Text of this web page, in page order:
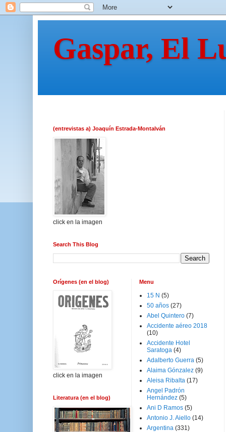
Gaspar, El
(entrevistas a) Joaquín Estrada-Montalván
click en la imagen
Search This Blog
Orígenes (en el blog)
click en la imagen
Literatura (en el blog)
Menu
15 N (5)
50 años (27)
Abel Quintero (7)
Accidente aéreo 2018
(10)
Accidente Hotel
Saratoga (4)
Adalberto Guerra (5)
Alaima Gónzalez (9)
Aleisa Ribalta (17)
Angel Padrón
Hernández (5)
Ani D Ramos (5)
Antonio J. Aiello (14)
Argentina (331)